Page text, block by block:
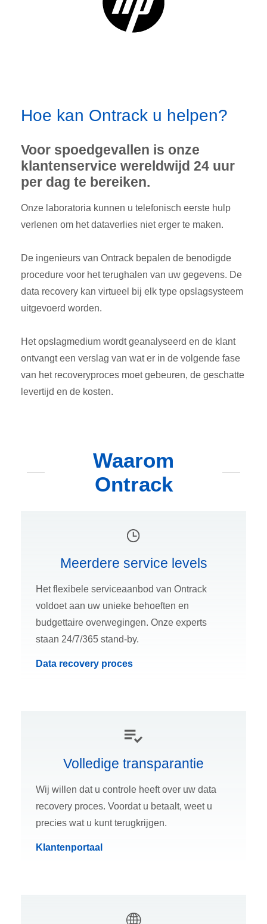
Hoe kan Ontrack u helpen?
Voor spoedgevallen is onze
klantenservice wereldwijd 24 uur
per dag te bereiken.
Onze laboratoria kunnen u telefonisch eerste hulp
verlenen om het dataverlies niet erger te maken.
De ingenieurs van Ontrack bepalen de benodigde
procedure voor het terughalen van uw gegevens. De
data recovery kan virtueel bij elk type opslagsysteem
uitgevoerd worden.
Het opslagmedium wordt geanalyseerd en de klant
ontvangt een verslag van wat er in de volgende fase
van het recoveryproces moet gebeuren, de geschatte
levertijd en de kosten.
Waarom
Ontrack
Meerdere service levels
Het flexibele serviceaanbod van Ontrack
voldoet aan uw unieke behoeften en
budgettaire overwegingen. Onze experts
staan 24/7/365 stand-by.
Data recovery proces
Volledige transparantie
Wij willen dat u controle heeft over uw data
recovery proces. Voordat u betaalt, weet u
precies wat u kunt terugkrijgen.
Klantenportaal